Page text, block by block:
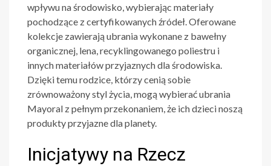
wpływu na środowisko, wybierając materiały
pochodzące z certyfikowanych źródeł. Oferowane
kolekcje zawierają ubrania wykonane z bawełny
organicznej, lena, recyklingowanego poliestru i
innych materiałów przyjaznych dla środowiska.
Dzięki temu rodzice, którzy cenią sobie
zrównoważony styl życia, mogą wybieraćubrania
Mayoral z pełnym przekonaniem, że ich dzieci noszą
produkty przyjazne dla planety.
Inicjatywy na Rzecz